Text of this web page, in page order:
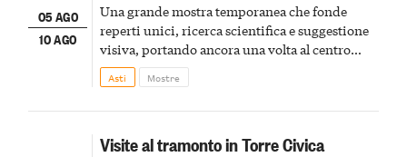
05 AGO
10 AGO
Una grande mostra temporanea che fonde
reperti unici, ricerca scientifica e suggestione
visiva, portando ancora una volta al centro
della scena le meraviglie del passato astigiano
Asti Mostre
Visite al tramonto in Torre Civica